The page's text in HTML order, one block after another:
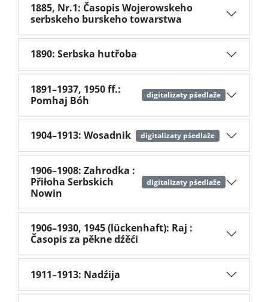
1885, Nr.1: Časopis Wojerowskeho
serbskeho burskeho towarstwa
1890: Serbska hutřoba
1891–1937, 1950 ff.:
Pomhaj Bóh
digitalizaty pśedlaže
1904–1913: Wosadnik digitalizaty pśedlaže
1906–1908: Zahrodka :
Přiłoha Serbskich
Nowin
digitalizaty pśedlaže
1906–1930, 1945 (lückenhaft): Raj :
Časopis za pěkne dźěći
1911–1913: Nadźija